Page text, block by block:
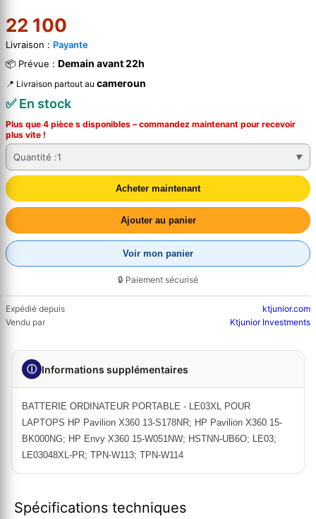
22 100
Livraison : Payante
📦 Prévue : Demain avant 22h
📍 Livraison partout au cameroun
✅ En stock
Plus que 4 pièce s disponibles – commandez maintenant pour recevoir
plus vite !
Quantité :1
Acheter maintenant
Ajouter au panier
Voir mon panier
🔒 Paiement sécurisé
Expédié depuis
ktjunior.com
Vendu par
Ktjunior Investments
ⓘ Informations supplémentaires
BATTERIE ORDINATEUR PORTABLE - LE03XL POUR
LAPTOPS HP Pavilion X360 13-S178NR; HP Pavilion X360 15-
BK000NG; HP Envy X360 15-W051NW; HSTNN-UB6O; LE03;
LE03048XL-PR; TPN-W113; TPN-W114
Spécifications techniques